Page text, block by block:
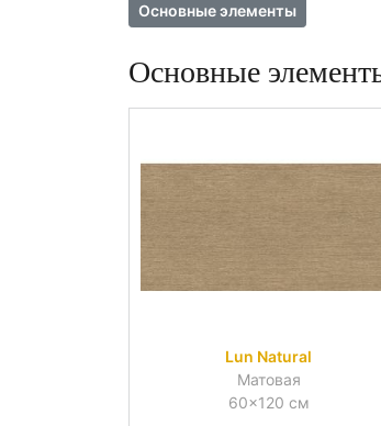
Основные элементы
Основные
Lun Natural
Матовая
60x120 см